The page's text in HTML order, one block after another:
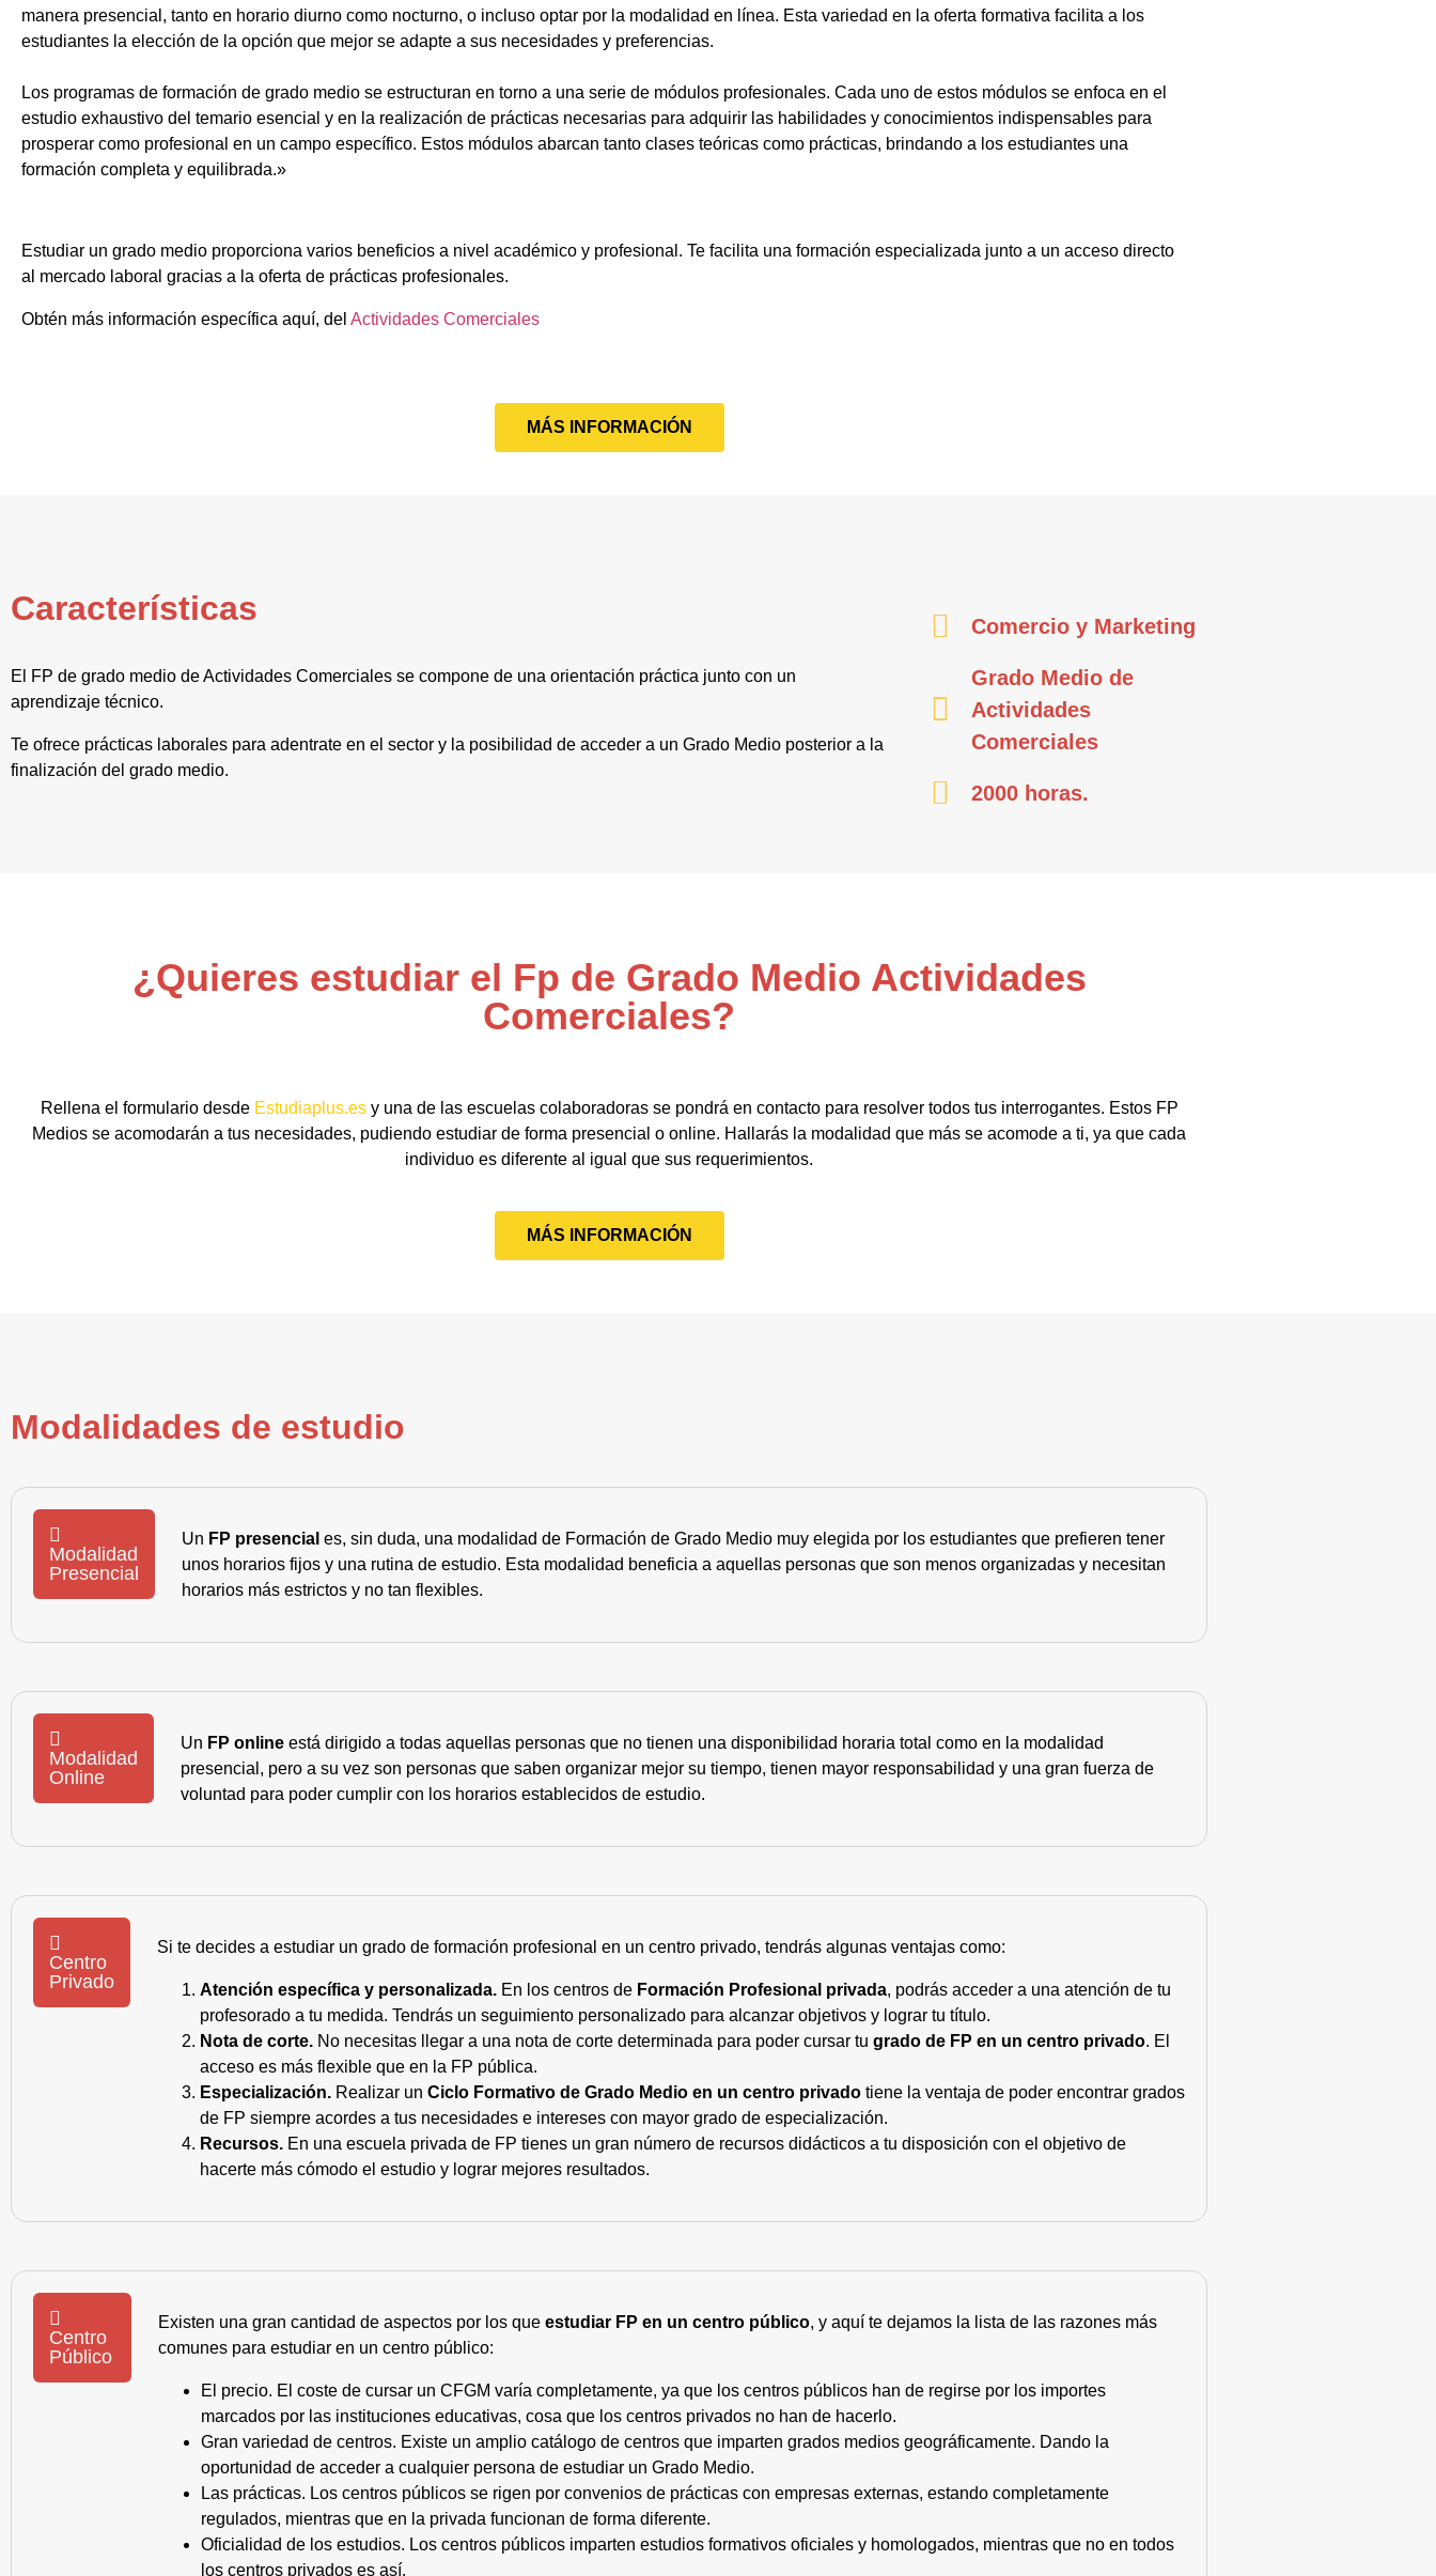
manera presencial, tanto en horario diurno como nocturno, o incluso optar por la modalidad en línea. Esta variedad en la oferta formativa facilita a los
estudiantes la elección de la opción que mejor se adapte a sus necesidades y preferencias.
Los programas de formación de grado medio se estructuran en torno a una serie de módulos profesionales. Cada uno de estos módulos se enfoca en el
estudio exhaustivo del temario esencial y en la realización de prácticas necesarias para adquirir las habilidades y conocimientos indispensables para
prosperar como profesional en un campo específico. Estos módulos abarcan tanto clases teóricas como prácticas, brindando a los estudiantes una
formación completa y equilibrada.»
Estudiar un grado medio proporciona varios beneficios a nivel académico y profesional. Te facilita una formación especializada junto a un acceso directo
al mercado laboral gracias a la oferta de prácticas profesionales.
Obtén más información específica aquí, del Actividades Comerciales
MÁS INFORMACIÓN
Características
El FP de grado medio de Actividades Comerciales se compone de una orientación práctica junto con un
aprendizaje técnico.
Te ofrece prácticas laborales para adentrate en el sector y la posibilidad de acceder a un Grado Medio posterior a la
finalización del grado medio.
Comercio y Marketing
Grado Medio de
Actividades
Comerciales
2000 horas.
¿Quieres estudiar el Fp de Grado Medio Actividades
Comerciales?
Rellena el formulario desde Estudiaplus.esy una de las escuelas colaboradoras se pondrá en contacto para resolver todos tus interrogantes. Estos FP
Medios se acomodarán a tus necesidades, pudiendo estudiar de forma presencial o online. Hallarás la modalidad que más se acomode a ti, ya que cada
individuo es diferente al igual que sus requerimientos.
MÁS INFORMACIÓN
Modalidades de estudio
Modalidad
Presencial
Un FP presencial es, sin duda, una modalidad de Formación de Grado Medio muy elegida por los estudiantes que prefieren tener
unos horarios fijos y una rutina de estudio. Esta modalidad beneficia a aquellas personas que son menos organizadas y necesitan
horarios más estrictos y no tan flexibles.
Modalidad
Online
Un FP online está dirigido a todas aquellas personas que no tienen una disponibilidad horaria total como en la modalidad
presencial, pero a su vez son personas que saben organizar mejor su tiempo, tienen mayor responsabilidad y una gran fuerza de
voluntad para poder cumplir con los horarios establecidos de estudio.
Centro
Privado
Si te decides a estudiar un grado de formación profesional en un centro privado, tendrás algunas ventajas como:
Atención específica y personalizada. En los centros de Formación Profesional privada, podrás acceder a una atención de tu
profesorado a tu medida. Tendrás un seguimiento personalizado para alcanzar objetivos y lograr tu título.
Nota de corte. No necesitas llegar a una nota de corte determinada para poder cursar tu grado de FP en un centro privado. El
acceso es más flexible que en la FP pública.
Especialización. Realizar un Ciclo Formativo de Grado Medio en un centro privado tiene la ventaja de poder encontrar grados
de FP siempre acordes a tus necesidades e intereses con mayor grado de especialización.
Recursos. En una escuela privada de FP tienes un gran número de recursos didácticos a tu disposición con el objetivo de
hacerte más cómodo el estudio y lograr mejores resultados.
Centro
Público
Existen una gran cantidad de aspectos por los queestudiar FP en un centro público, y aquí te dejamos la lista de las razones más
comunes para estudiar en un centro público:
El precio. El coste de cursar un CFGM varía completamente, ya que los centros públicos han de regirse por los importes
marcados por las instituciones educativas, cosa que los centros privados no han de hacerlo.
Gran variedad de centros. Existe un amplio catálogo de centros que imparten grados medios geográficamente. Dando la
oportunidad de acceder a cualquier persona de estudiar un Grado Medio.
Las prácticas. Los centros públicos se rigen por convenios de prácticas con empresas externas, estando completamente
regulados, mientras que en la privada funcionan de forma diferente.
Oficialidad de los estudios. Los centros públicos imparten estudios formativos oficiales y homologados, mientras que no en todos
los centros privados es así.